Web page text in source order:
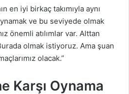
en iyi birkaç takımıyla aynı
ve bu seviyede olmak
önemli atılımlar var. Alttan
olmak istiyoruz. Ama şuan
olacak.”
Karşı Oynama